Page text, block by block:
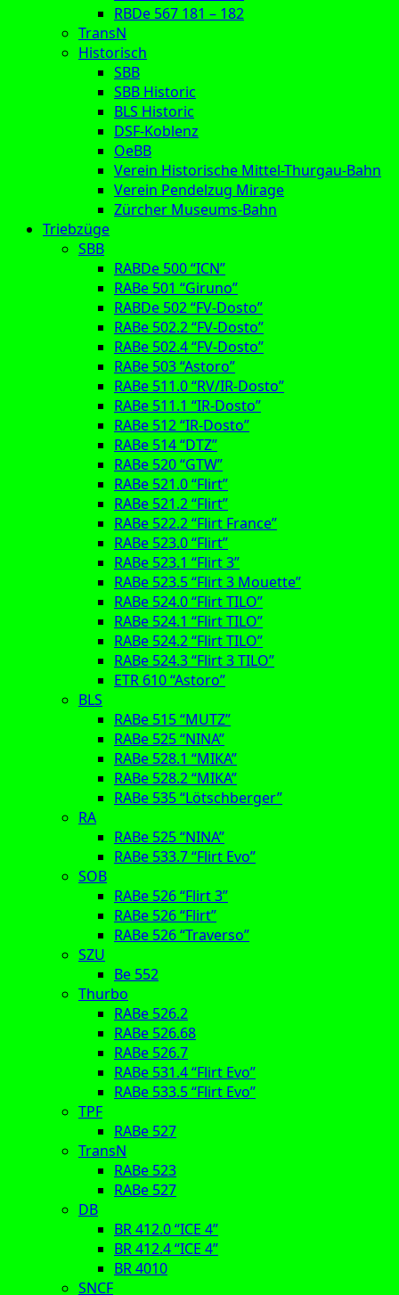
RBDe 567 181 – 182
TransN
Historisch
SBB
SBB Historic
BLS Historic
DSF-Koblenz
OeBB
Verein Historische Mittel-Thurgau-Bahn
Verein Pendelzug Mirage
Zürcher Museums-Bahn
Triebzüge
SBB
RABDe 500 “ICN”
RABe 501 “Giruno”
RABDe 502 “FV-Dosto”
RABe 502.2 “FV-Dosto”
RABe 502.4 “FV-Dosto”
RABe 503 “Astoro”
RABe 511.0 “RV/IR-Dosto”
RABe 511.1 “IR-Dosto”
RABe 512 “IR-Dosto”
RABe 514 “DTZ”
RABe 520 “GTW”
RABe 521.0 “Flirt”
RABe 521.2 “Flirt”
RABe 522.2 “Flirt France”
RABe 523.0 “Flirt”
RABe 523.1 “Flirt 3”
RABe 523.5 “Flirt 3 Mouette”
RABe 524.0 “Flirt TILO”
RABe 524.1 “Flirt TILO”
RABe 524.2 “Flirt TILO”
RABe 524.3 “Flirt 3 TILO”
ETR 610 “Astoro”
BLS
RABe 515 “MUTZ”
RABe 525 “NINA”
RABe 528.1 “MIKA”
RABe 528.2 “MIKA”
RABe 535 “Lötschberger”
RA
RABe 525 “NINA”
RABe 533.7 “Flirt Evo”
SOB
RABe 526 “Flirt 3”
RABe 526 “Flirt”
RABe 526 “Traverso”
SZU
Be 552
Thurbo
RABe 526.2
RABe 526.68
RABe 526.7
RABe 531.4 “Flirt Evo”
RABe 533.5 “Flirt Evo”
TPF
RABe 527
TransN
RABe 523
RABe 527
DB
BR 412.0 “ICE 4”
BR 412.4 “ICE 4”
BR 4010
SNCF